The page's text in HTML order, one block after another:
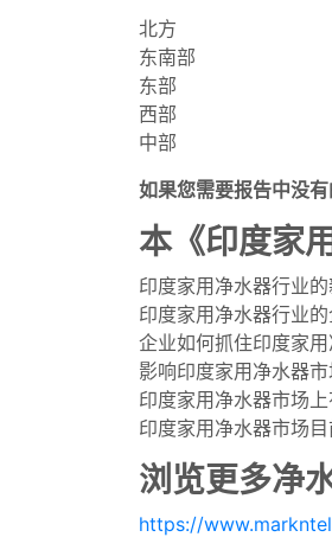
北方
东南部
东部
西部
中部
如果您需要报告中没
本《印度家
印度家用净水器行业的
印度家用净水器行业
企业如何抓住印度家用
影响印度家用净水器
印度家用净水器市场上
印度家用净水器市场
浏览更多净
https://